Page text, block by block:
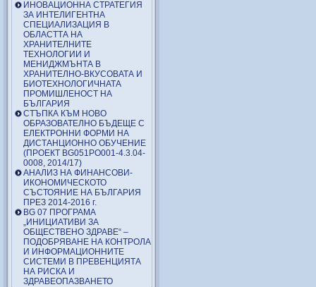
ИНОВАЦИОННА СТРАТЕГИЯ
ЗА ИНТЕЛИГЕНТНА
СПЕЦИАЛИЗАЦИЯ В
ОБЛАСТТА НА
ХРАНИТЕЛНИТЕ
ТЕХНОЛОГИИ И
МЕНИДЖМЪНТА В
ХРАНИТЕЛНО-ВКУСОВАТА И
БИОТЕХНОЛОГИЧНАТА
ПРОМИШЛЕНОСТ НА
БЪЛГАРИЯ
СТЪПКА КЪМ НОВО
ОБРАЗОВАТЕЛНО БЪДЕЩЕ С
ЕЛЕКТРОННИ ФОРМИ НА
ДИСТАНЦИОННО ОБУЧЕНИЕ
(ПРОЕКТ BG051PO001-4.3.04-
0008, 2014/17)
АНАЛИЗ НА ФИНАНСОВИ-
ИКОНОМИЧЕСКОТО
СЪСТОЯНИЕ НА БЪЛГАРИЯ
ПРЕЗ 2014-2016 г.
BG 07 ПРОГРАМА
„ИНИЦИАТИВИ ЗА
ОБЩЕСТВЕНО ЗДРАВЕ“ –
ПОДОБРЯВАНЕ НА КОНТРОЛА
И ИНФОРМАЦИОННИТЕ
СИСТЕМИ В ПРЕВЕНЦИЯТА
НА РИСКА И
ЗДРАВЕОПАЗВАНЕТО